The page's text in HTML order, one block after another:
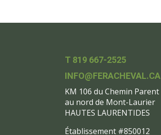
T 819 667-2525
INFO@FERACHEVAL.CA
KM 106 du Chemin Parent
au nord de Mont-Laurier
HAUTES LAURENTIDES
Établissement #850012